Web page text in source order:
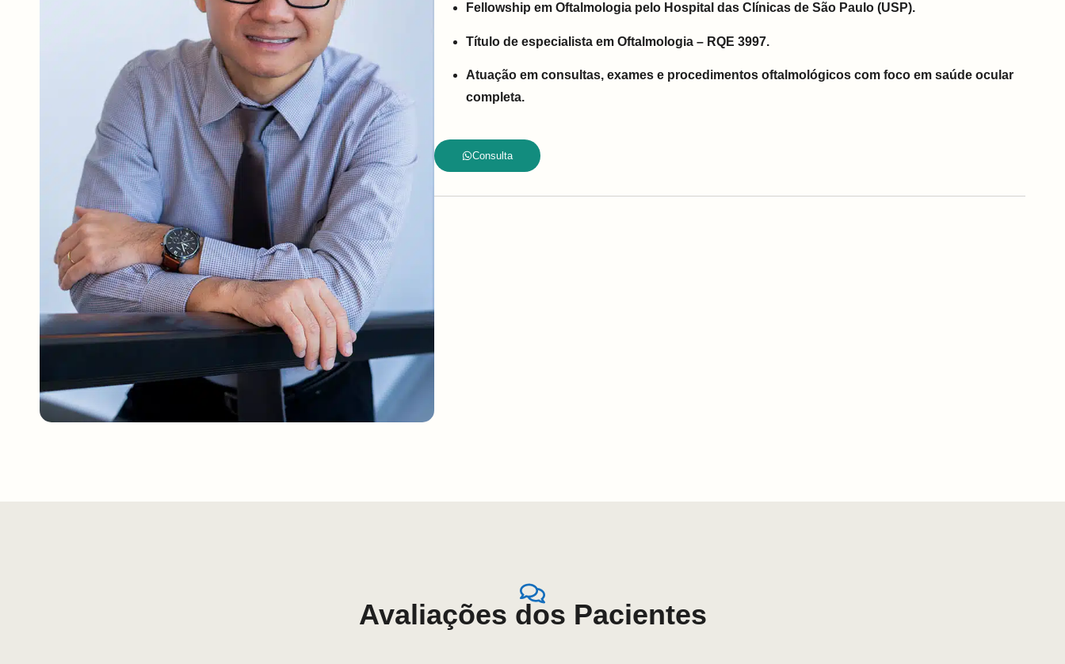
Fellowship em Oftalmologia pelo Hospital das Clínicas de São Paulo (USP).
Título de especialista em Oftalmologia – RQE 3997.
Atuação em consultas, exames e procedimentos oftalmológicos com foco em saúde ocular
completa.
Consulta
Avaliações dos Pacientes